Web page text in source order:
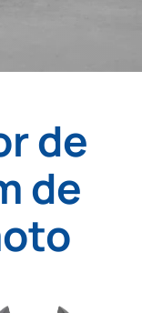
de
de